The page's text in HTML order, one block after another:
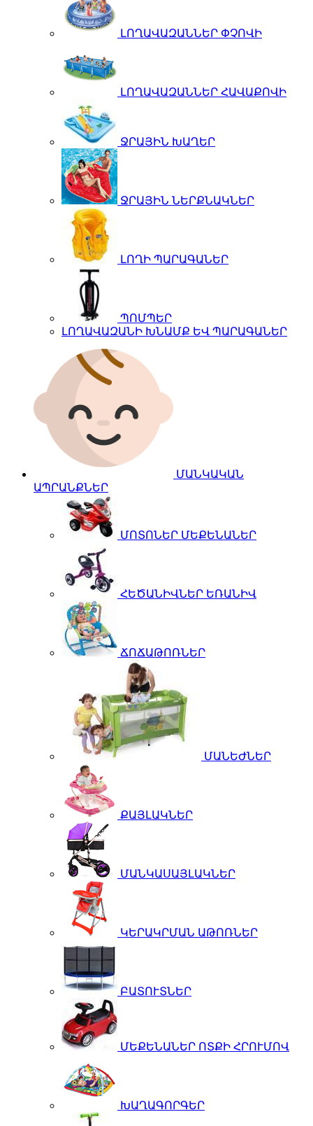
ԼՈՂԱՎԱԶԱՆՆԵՐ ՓՉՈՎԻ
ԼՈՂԱՎԱԶԱՆՆԵՐ ՀԱՎԱՔՈՎԻ
ՋՐԱՅԻՆ ԽԱՂԵՐ
ՋՐԱՅԻՆ ՆԵՐՔՆԱԿՆԵՐ
ԼՈՂԻ ՊԱՐԱԳԱՆԵՐ
ՊՈՄՊԵՐ
ԼՈՂԱՎԱԶԱՆԻ ԽՆԱՄՔ ԵՎ ՊԱՐԱԳԱՆԵՐ
ՄԱՆԿԱԿԱՆ
ԱՊՐԱՆՔՆԵՐ
ՄՈՏՈՆԵՐ ՄԵՔԵՆԱՆԵՐ
ՀԵԾԱՆԻՎՆԵՐ ԵՌԱՆԻՎ
ՃՈՃԱԹՈՌՆԵՐ
ՄԱՆԵԺՆԵՐ
ՔԱՅԼԱԿՆԵՐ
ՄԱՆԿԱՍԱՅԼԱԿՆԵՐ
ԿԵՐԱԿՐՄԱՆ ԱԹՈՌՆԵՐ
ԲԱՏՈՒՏՆԵՐ
ՄԵՔԵՆԱՆԵՐ ՈՏՔԻ ՀՐՈՒՄՈՎ
ԽԱՂԱԳՈՐԳԵՐ